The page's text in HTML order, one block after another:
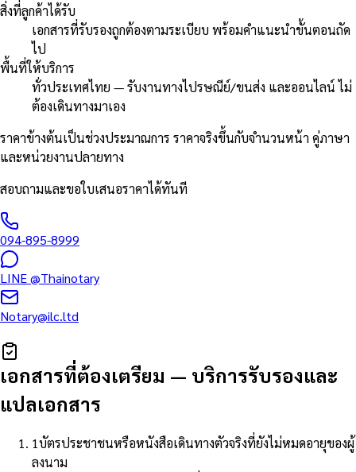
สิ่งที่ลูกค้าได้รับ
เอกสารที่รับรองถูกต้องตามระเบียบ พร้อมคำแนะนำขั้นตอนถัด
ไป
พื้นที่ให้บริการ
ทั่วประเทศไทย — รับงานทางไปรษณีย์/ขนส่ง และออนไลน์ ไม่
ต้องเดินทางมาเอง
ราคาข้างต้นเป็นช่วงประมาณการ ราคาจริงขึ้นกับจำนวนหน้า คู่ภาษา
และหน่วยงานปลายทาง
สอบถามและขอใบเสนอราคาได้ทันที
094-895-8999
LINE@Thainotary
Notary@ilc.ltd
เอกสารที่ต้องเตรียม — บริการรับรองและ
แปลเอกสาร
1บัตรประชาชนหรือหนังสือเดินทางตัวจริงที่ยังไม่หมดอายุของผู้
ลงนาม